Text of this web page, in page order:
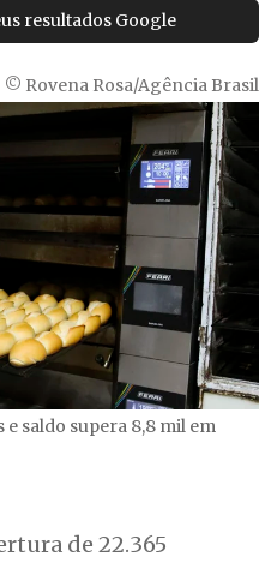
resultados Google
© Rovena Rosa/Agência Brasil
saldo supera 8,8 mil em
de 22.365